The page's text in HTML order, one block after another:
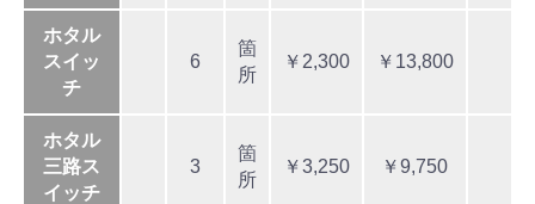
ホタル
スイッ
チ
6
箇
所
￥2,300 ￥13,800
ホタル
三路ス
イッチ
3
箇
所
￥3,250 ￥9,750